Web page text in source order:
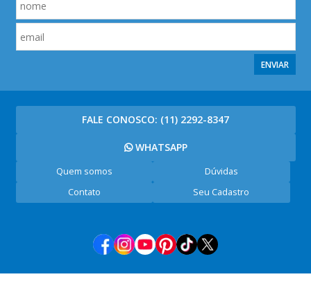
ENVIAR
FALE CONOSCO: (11) 2292-8347
WHATSAPP
Quem somos
Dúvidas
Contato
Seu Cadastro